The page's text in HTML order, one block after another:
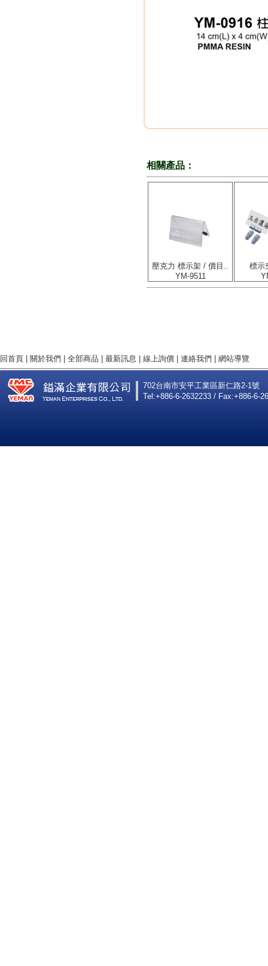
相關產品：
壓克力 標示架 / 價目..
YM-9511
標示
回首頁 | 關於我們 | 全部商品 | 最新訊息 | 線上詢價 | 連絡我們 | 網站導覽
702台南市安平工業區新仁路2-1號
Tel:+886-6-2632233 / Fax:+886-6-